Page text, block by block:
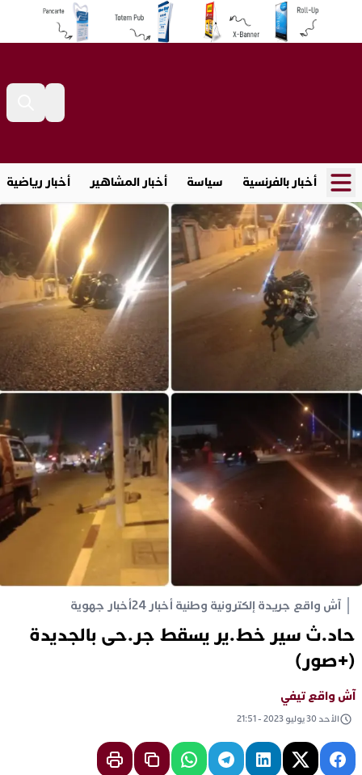
أخبار بالفرنسية سياسة أخبار المشاهير أخبار رياضية
آش واقع جريدة إلكترونية وطنية أخبار 24 أخبار جهوية
حاد.ث سير خط.ير يسقط جر.حى بالجديدة
(+صور)
آش واقع تيفي
الأحد 30 يوليو 2023 - 21:51